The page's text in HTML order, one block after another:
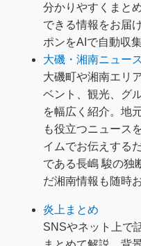
分かりやすくまと
できる情報をお届
ポンをAIで自動収集
大磯・湘南ニュース
大磯町や湘南エリ
ベント、観光、グ
を幅広く紹介。地
も役立つニュース
イムでお伝えする
である長嶋 駿の独
だ湘南情報も随時
炎上まとめ
SNSやネット上で